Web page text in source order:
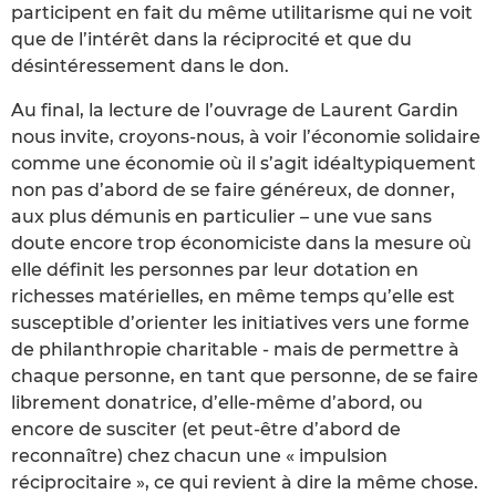
participent en fait du même utilitarisme qui ne voit
que de l’intérêt dans la réciprocité et que du
désintéressement dans le don.
Au final, la lecture de l’ouvrage de Laurent Gardin
nous invite, croyons-nous, à voir l’économie solidaire
comme une économie où il s’agit idéaltypiquement
non pas d’abord de se faire généreux, de donner,
aux plus démunis en particulier – une vue sans
doute encore trop économiciste dans la mesure où
elle définit les personnes par leur dotation en
richesses matérielles, en même temps qu’elle est
susceptible d’orienter les initiatives vers une forme
de philanthropie charitable - mais de permettre à
chaque personne, en tant que personne, de se faire
librement donatrice, d’elle-même d’abord, ou
encore de susciter (et peut-être d’abord de
reconnaître) chez chacun une « impulsion
réciprocitaire », ce qui revient à dire la même chose.